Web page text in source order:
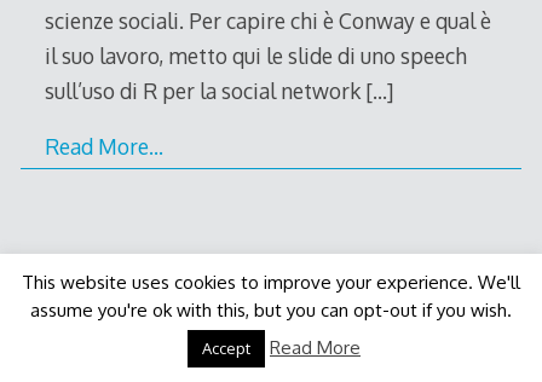
scienze sociali. Per capire chi è Conway e qual è
il suo lavoro, metto qui le slide di uno speech
sull’uso di R per la social network […]
Read More…
Decode ThemebyMacho Themes
This website uses cookies to improve your experience. We'll
assume you're ok with this, but you can opt-out if you wish.
Accept Read More